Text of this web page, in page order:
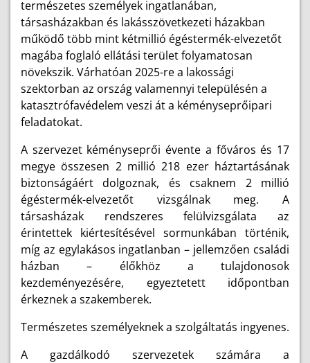
természetes személyek ingatlanában,
társasházakban és lakásszövetkezeti házakban
működő több mint kétmillió égéstermék-elvezetőt
magába foglaló ellátási terület folyamatosan
növekszik. Várhatóan 2025-re a lakossági
szektorban az ország valamennyi településén a
katasztrófavédelem veszi át a kéményseprőipari
feladatokat.
A szervezet kéményseprői évente a főváros és 17
megye összesen 2 millió 218 ezer háztartásának
biztonságáért dolgoznak, és csaknem 2 millió
égéstermék-elvezetőt vizsgálnak meg. A
társasházak rendszeres felülvizsgálata az
érintettek kiértesítésével sormunkában történik,
míg az egylakásos ingatlanban – jellemzően családi
házban – élőkhöz a tulajdonosok
kezdeményezésére, egyeztetett időpontban
érkeznek a szakemberek.
Természetes személyeknek a szolgáltatás ingyenes.
A gazdálkodó szervezetek számára a